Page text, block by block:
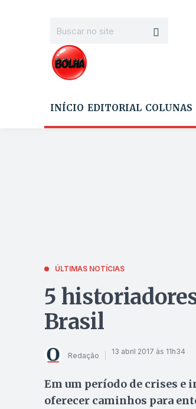
INÍCIO EDITORIAL COLUNAS
ÚLTIMAS NOTÍCIAS
5
Brasil
Redação 13 abril 2017 às 11h34
Em um período de crises e
oferecer caminhos para